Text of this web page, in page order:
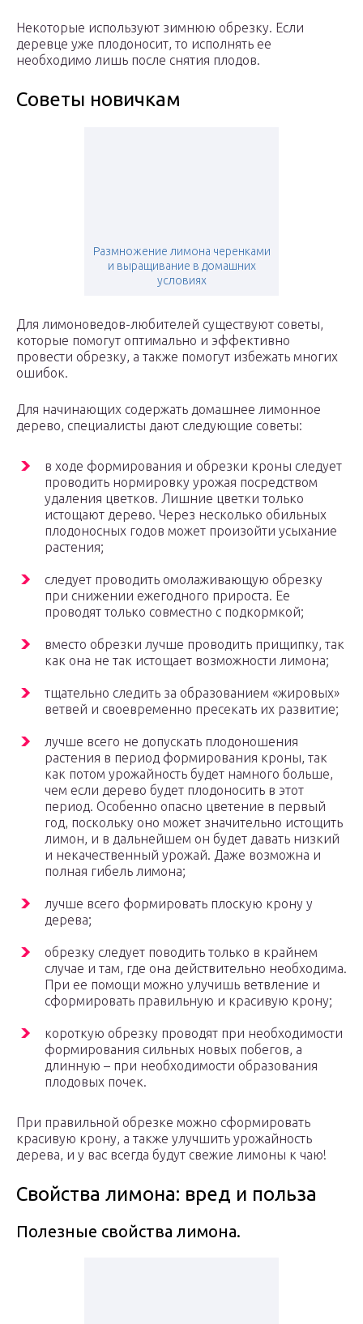
Некоторые используют зимнюю обрезку. Если
деревце уже плодоносит, то исполнять ее
необходимо лишь после снятия плодов.
Советы новичкам
Размножение лимона черенками
и выращивание в домашних
условиях
Для лимоноведов-любителей существуют советы,
которые помогут оптимально и эффективно
провести обрезку, а также помогут избежать многих
ошибок.
Для начинающих содержать домашнее лимонное
дерево, специалисты дают следующие советы:
в ходе формирования и обрезки кроны следует
проводить нормировку урожая посредством
удаления цветков. Лишние цветки только
истощают дерево. Через несколько обильных
плодоносных годов может произойти усыхание
растения;
следует проводить омолаживающую обрезку
при снижении ежегодного прироста. Ее
проводят только совместно с подкормкой;
вместо обрезки лучше проводить прищипку, так
как она не так истощает возможности лимона;
тщательно следить за образованием «жировых»
ветвей и своевременно пресекать их развитие;
лучше всего не допускать плодоношения
растения в период формирования кроны, так
как потом урожайность будет намного больше,
чем если дерево будет плодоносить в этот
период. Особенно опасно цветение в первый
год, поскольку оно может значительно истощить
лимон, и в дальнейшем он будет давать низкий
и некачественный урожай. Даже возможна и
полная гибель лимона;
лучше всего формировать плоскую крону у
дерева;
обрезку следует поводить только в крайнем
случае и там, где она действительно необходима.
При ее помощи можно улучишь ветвление и
сформировать правильную и красивую крону;
короткую обрезку проводят при необходимости
формирования сильных новых побегов, а
длинную – при необходимости образования
плодовых почек.
При правильной обрезке можно сформировать
красивую крону, а также улучшить урожайность
дерева, и у вас всегда будут свежие лимоны к чаю!
Свойства лимона: вред и польза
Полезные свойства лимона.